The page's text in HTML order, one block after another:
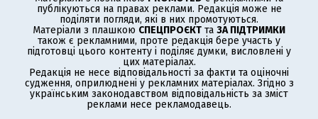
публікуються на правах реклами. Редакція може не
поділяти погляди, які в них промотуються.
Матеріали з плашкою СПЕЦПРОЄКТ та ЗА ПІДТРИМКИ
також є рекламними, проте редакція бере участь у
підготовці цього контенту і поділяє думки, висловлені у
цих матеріалах.
Редакція не несе відповідальності за факти та оціночні
судження, оприлюднені у рекламних матеріалах. Згідно з
українським законодавством відповідальність за зміст
реклами несе рекламодавець.